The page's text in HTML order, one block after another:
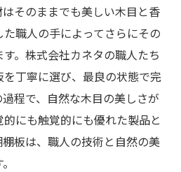
成品の微細な彫刻と滑らか
された総ひのき棚板
が際立つ総ひのき棚板
す微細な彫刻
地の総ひのき棚板
力の総ひのき棚板
そのままでも美しい木目と香
職人の手によってさらにその
。株式会社カネタの職人たち
丁寧に選び、最良の状態で完
程で、自然な木目の美しさが
にも触覚的にも優れた製品と
板は、職人の技術と自然の美